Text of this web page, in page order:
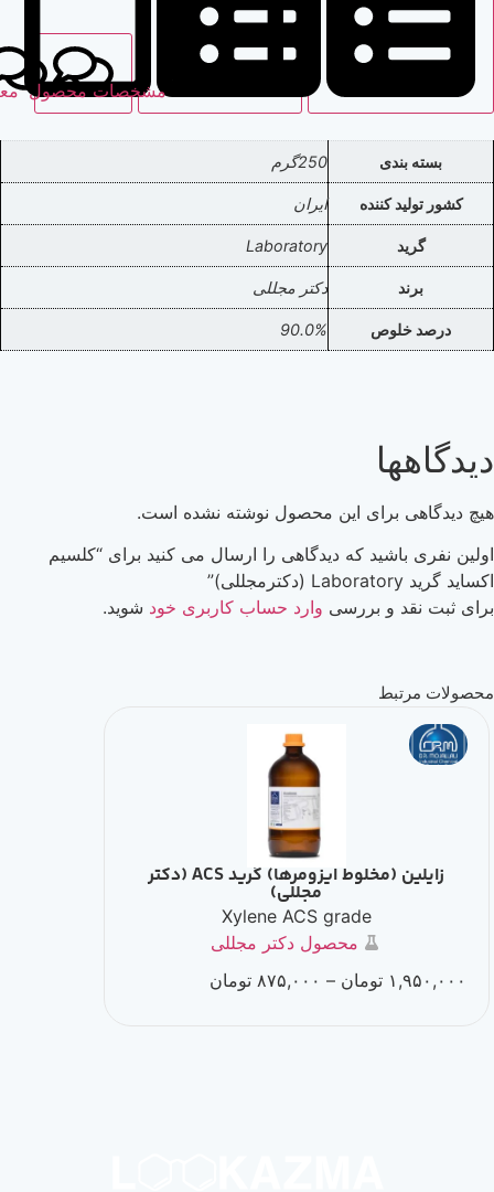
مشخصات محصول معرفی محصول
نظرات
250گرم
ایران
Laboratory
دکتر مجللی
90.0%
برای این محصول نوشته نشده است.
که دیدگاهی را ارسال می کنید برای “کلسیم
و بررسیوارد حساب کاربری خودشوید.
زايلین (مخلوط ايزومرها) گرید ACS (دکتر
مجللی)
Xylene ACS grade
محصول دکتر مجللی
تومان – ۸۷۵,۰۰۰ تومان